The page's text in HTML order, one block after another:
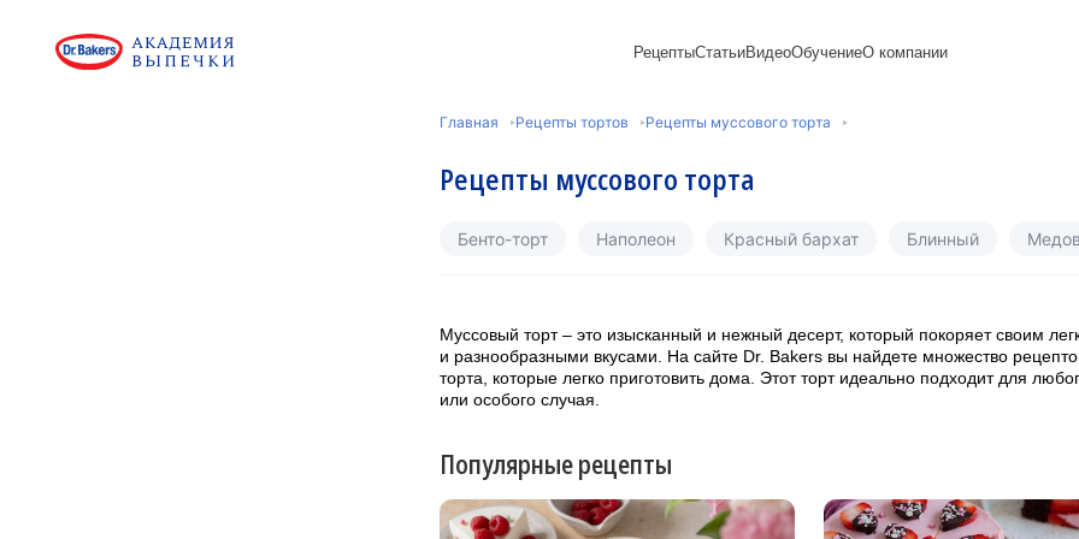
Рецепты
Рецепты блинов
Пасхальная выпечка
Рецепты пирогов
Пирожки
Сырники
Вафли
Статьи
Лайфхаки
выпечка
Сезонная выпечка
ВидеоОбучениеО компании
стандарт
Главная Рецепты тортов Рецепты муссового торта
Рецепты муссового торта
Бенто-торт Наполеон Красный бархат Блинный
Муссовый торт – это изысканный и нежный десерт, который покоряет своим
и разнообразными вкусами. На сайте Dr. Bakers вы найдете множество
торта, которые легко приготовить дома. Этот торт идеально подходит для
или особого случая.
Популярные рецепты